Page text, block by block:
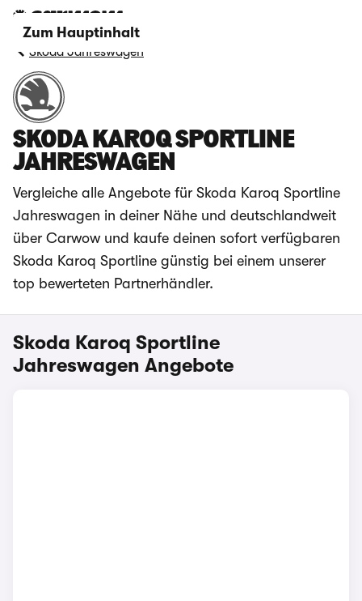
Zum Hauptinhalt
Skoda Jahreswagen
SKODA KAROQ SPORTLINE
JAHRESWAGEN
Vergleiche alle Angebote für Skoda Karoq Sportline
Jahreswagen in deiner Nähe und deutschlandweit
über Carwow und kaufe deinen sofort verfügbaren
Skoda Karoq Sportline günstig bei einem unserer
top bewerteten Partnerhändler.
Skoda Karoq Sportline
Jahreswagen Angebote